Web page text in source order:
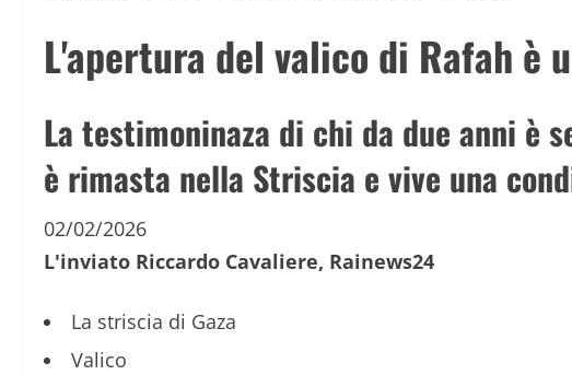
L'apertura del valico di Rafah è
La testimoninaza di chi da due anni è
è rimasta nella Striscia e vive una
02/02/2026
L'inviato Riccardo Cavaliere, Rainews24
La striscia di Gaza
Valico